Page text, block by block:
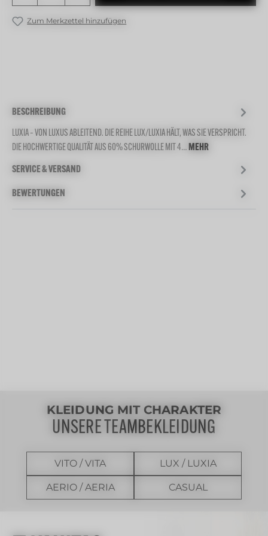
Zum Merkzettel hinzufügen
BESCHREIBUNG
LUXIA – VON LUXUS ABLEITEND. DIE REIHE LUX/LUXIA HÄLT, WAS SIE VERSPRICHT.
DIE HOCHWERTIGE QUALITÄT AUS 60% SCHURWOLLE MIT 4…MEHR
SERVICE & VERSAND
BEWERTUNGEN
KLEIDUNG MIT CHARAKTER
UNSERE TEAMBEKLEIDUNG
VITO / VITA LUX / LUXIA
AERIO / AERIA CASUAL